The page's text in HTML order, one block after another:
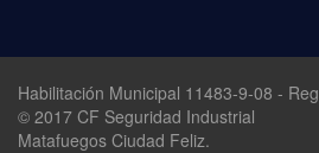
Habilitación Municipal 11483-9-08 -
© 2017 CF Seguridad Industrial
Matafuegos Ciudad Feliz.